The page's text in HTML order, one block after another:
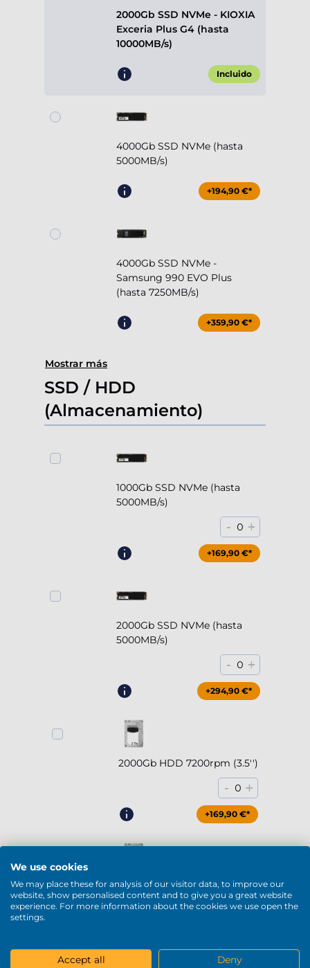
2000Gb SSD NVMe - KIOXIA
Exceria Plus G4 (hasta
10000MB/s)
Incluido
4000Gb SSD NVMe (hasta
5000MB/s)
+194,90 €*
4000Gb SSD NVMe -
Samsung 990 EVO Plus
(hasta 7250MB/s)
+359,90 €*
Mostrar más
SSD / HDD
(Almacenamiento)
1000Gb SSD NVMe (hasta
5000MB/s)
- 0 +
+169,90 €*
2000Gb SSD NVMe (hasta
5000MB/s)
- 0 +
+294,90 €*
2000Gb HDD 7200rpm (3.5'')
- 0 +
+169,90 €*
4000Gb HDD 7200rpm (3.5'')
- 0 +
We use cookies
We may place these for analysis of our visitor data, to improve our
website, show personalised content and to give you a great website
experience. For more information about the cookies we use open the
settings.
Accept all Deny